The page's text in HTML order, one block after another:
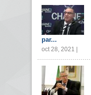
par...
oct 28, 2021 |